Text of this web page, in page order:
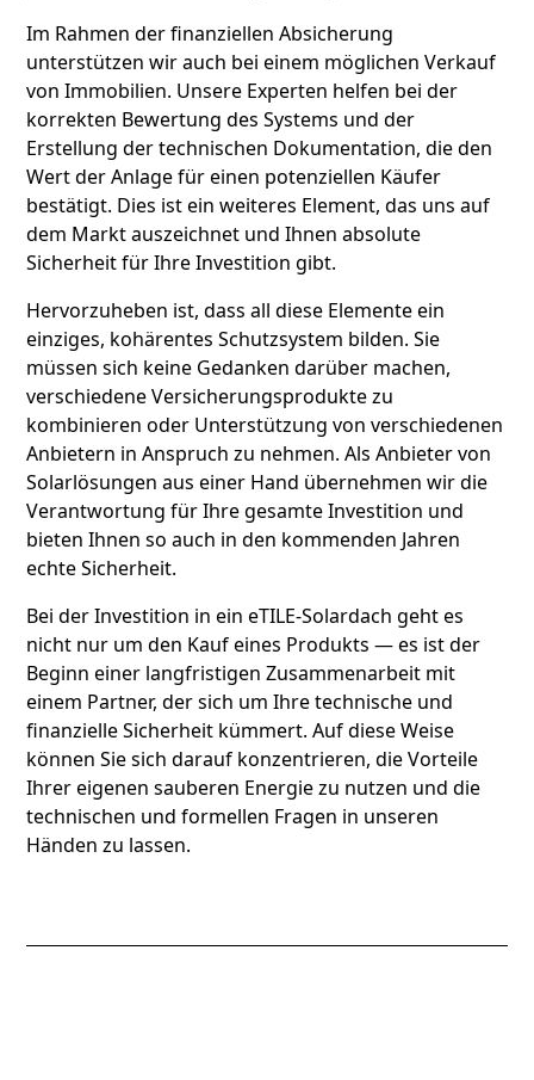
Im Rahmen der finanziellen Absicherung
unterstützen wir auch bei einem möglichen Verkauf
von Immobilien. Unsere Experten helfen bei der
korrekten Bewertung des Systems und der
Erstellung der technischen Dokumentation, die den
Wert der Anlage für einen potenziellen Käufer
bestätigt. Dies ist ein weiteres Element, das uns auf
dem Markt auszeichnet und Ihnen absolute
Sicherheit für Ihre Investition gibt.
Hervorzuheben ist, dass all diese Elemente ein
einziges, kohärentes Schutzsystem bilden. Sie
müssen sich keine Gedanken darüber machen,
verschiedene Versicherungsprodukte zu
kombinieren oder Unterstützung von verschiedenen
Anbietern in Anspruch zu nehmen. Als Anbieter von
Solarlösungen aus einer Hand übernehmen wir die
Verantwortung für Ihre gesamte Investition und
bieten Ihnen so auch in den kommenden Jahren
echte Sicherheit.
Bei der Investition in ein eTILE-Solardach geht es
nicht nur um den Kauf eines Produkts — es ist der
Beginn einer langfristigen Zusammenarbeit mit
einem Partner, der sich um Ihre technische und
finanzielle Sicherheit kümmert. Auf diese Weise
können Sie sich darauf konzentrieren, die Vorteile
Ihrer eigenen sauberen Energie zu nutzen und die
technischen und formellen Fragen in unseren
Händen zu lassen.